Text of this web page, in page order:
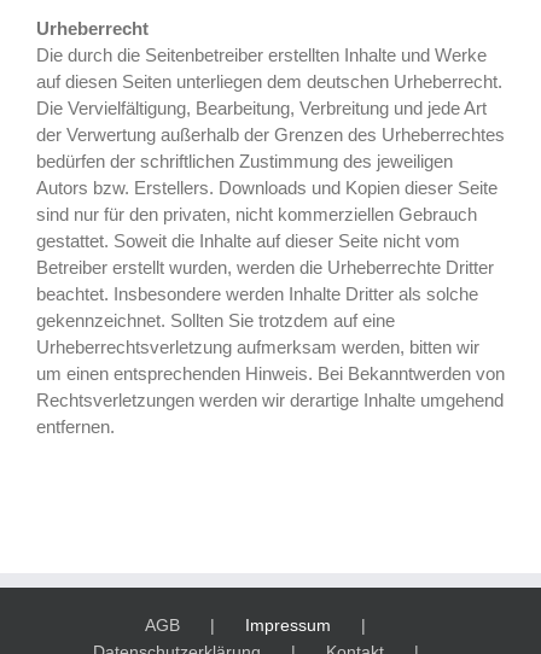
Urheberrecht
Die durch die Seitenbetreiber erstellten Inhalte und Werke
auf diesen Seiten unterliegen dem deutschen Urheberrecht.
Die Vervielfältigung, Bearbeitung, Verbreitung und jede Art
der Verwertung außerhalb der Grenzen des Urheberrechtes
bedürfen der schriftlichen Zustimmung des jeweiligen
Autors bzw. Erstellers. Downloads und Kopien dieser Seite
sind nur für den privaten, nicht kommerziellen Gebrauch
gestattet. Soweit die Inhalte auf dieser Seite nicht vom
Betreiber erstellt wurden, werden die Urheberrechte Dritter
beachtet. Insbesondere werden Inhalte Dritter als solche
gekennzeichnet. Sollten Sie trotzdem auf eine
Urheberrechtsverletzung aufmerksam werden, bitten wir
um einen entsprechenden Hinweis. Bei Bekanntwerden von
Rechtsverletzungen werden wir derartige Inhalte umgehend
entfernen.
AGB
Impressum